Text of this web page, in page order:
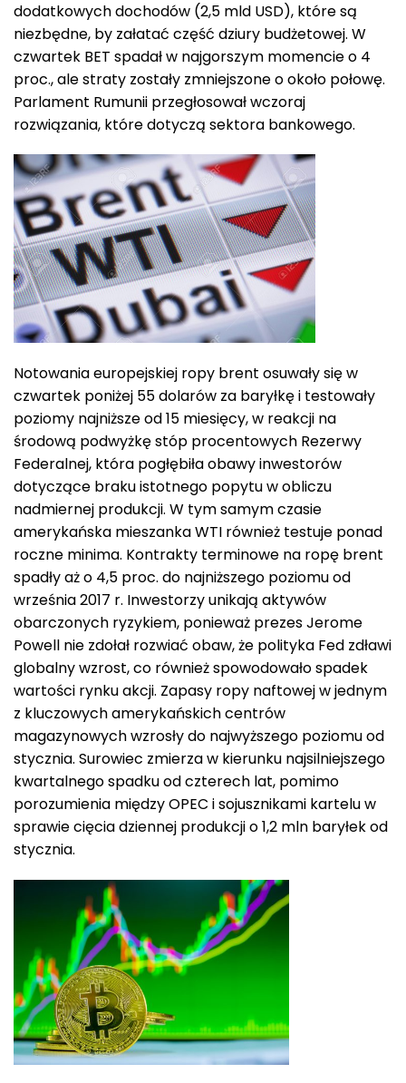
dodatkowych dochodów (2,5 mld USD), które są
niezbędne, by załatać część dziury budżetowej. W
czwartek BET spadał w najgorszym momencie o 4
proc., ale straty zostały zmniejszone o około połowę.
Parlament Rumunii przegłosował wczoraj
rozwiązania, które dotyczą sektora bankowego.
Notowania europejskiej ropy brent osuwały się w
czwartek poniżej 55 dolarów za baryłkę i testowały
poziomy najniższe od 15 miesięcy, w reakcji na
środową podwyżkę stóp procentowych Rezerwy
Federalnej, która pogłębiła obawy inwestorów
dotyczące braku istotnego popytu w obliczu
nadmiernej produkcji. W tym samym czasie
amerykańska mieszanka WTI również testuje ponad
roczne minima. Kontrakty terminowe na ropę brent
spadły aż o 4,5 proc. do najniższego poziomu od
września 2017 r. Inwestorzy unikają aktywów
obarczonych ryzykiem, ponieważ prezes Jerome
Powell nie zdołał rozwiać obaw, że polityka Fed zdławi
globalny wzrost, co również spowodowało spadek
wartości rynku akcji. Zapasy ropy naftowej w jednym
z kluczowych amerykańskich centrów
magazynowych wzrosły do najwyższego poziomu od
stycznia. Surowiec zmierza w kierunku najsilniejszego
kwartalnego spadku od czterech lat, pomimo
porozumienia między OPEC i sojusznikami kartelu w
sprawie cięcia dziennej produkcji o 1,2 mln baryłek od
stycznia.